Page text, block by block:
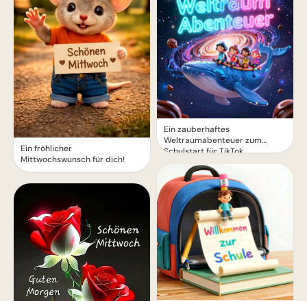
Ein fröhlicher
Mittwochswunsch für dich!
Ein zauberhaftes
Weltraumabenteuer zum
Schulstart für TikTok